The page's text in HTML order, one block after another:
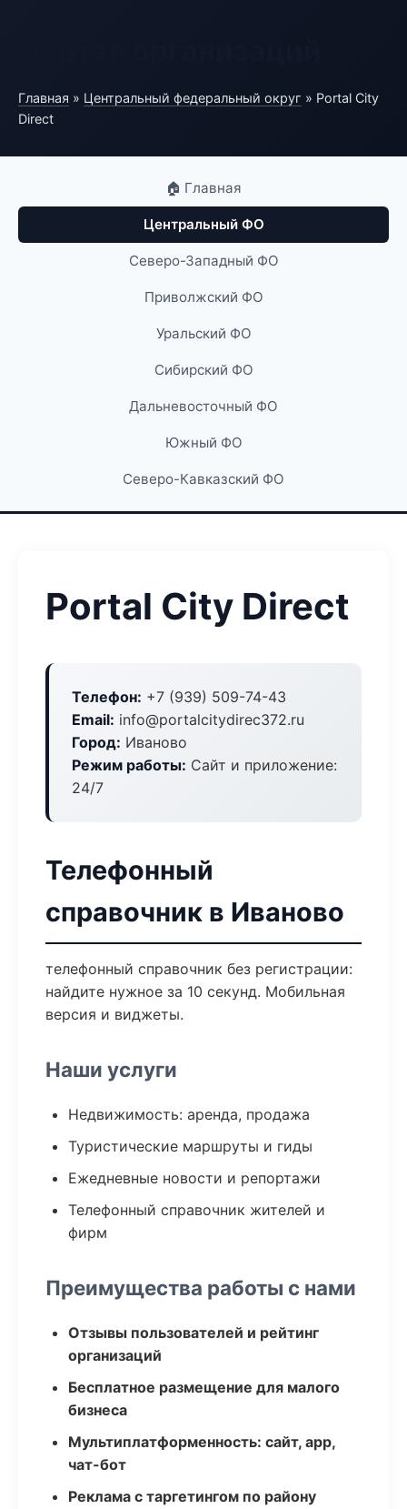
Главная » Центральный федеральный округ » Portal City
Direct
🏠 Главная
Центральный ФО
Северо-Западный ФО
Приволжский ФО
Уральский ФО
Сибирский ФО
Дальневосточный ФО
Южный ФО
Северо-Кавказский ФО
Portal City Direct
Телефон: +7 (939) 509-74-43
Email: info@portalcitydirec372.ru
Город: Иваново
Режим работы: Сайт и приложение:
24/7
Телефонный
справочник в Иваново
телефонный справочник без регистрации:
найдите нужное за 10 секунд. Мобильная
версия и виджеты.
Наши услуги
Недвижимость: аренда, продажа
Туристические маршруты и гиды
Ежедневные новости и репортажи
Телефонный справочник жителей и
фирм
Преимущества работы с нами
Отзывы пользователей и рейтинг
организаций
Бесплатное размещение для малого
бизнеса
Мультиплатформенность: сайт, app,
чат-бот
Реклама с таргетингом по району